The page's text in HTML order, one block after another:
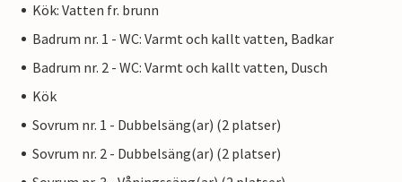
Kök: Vatten fr. brunn
Badrum nr. 1 - WC: Varmt och kallt vatten, Badkar
Badrum nr. 2 - WC: Varmt och kallt vatten, Dusch
Kök
Sovrum nr. 1 - Dubbelsäng(ar) (2 platser)
Sovrum nr. 2 - Dubbelsäng(ar) (2 platser)